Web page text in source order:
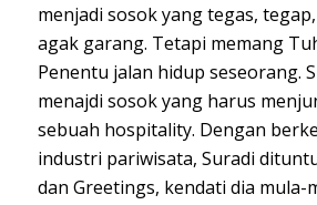
menjadi sosok yang tegas,
agak garang. Tetapi memang
Penentu jalan hidup seseorang.
menajdi sosok yang harus
sebuah hospitality. Dengan
industri pariwisata, Suradi
dan Greetings, kendati dia mula-